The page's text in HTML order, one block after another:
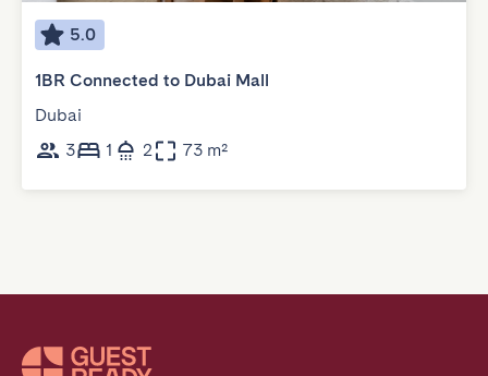
5.0
1BR Connected to Dubai Mall
Dubai
3
1 2 73 m²